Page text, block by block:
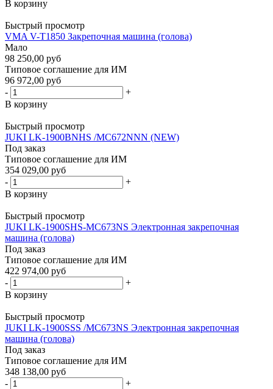
В корзину
Быстрый просмотр
VMA V-T1850 Закрепочная машина (голова)
Мало
98 250,00 руб
Типовое соглашение для ИМ
96 972,00 руб
-
+
В корзину
Быстрый просмотр
JUKI LK-1900BNHS /MC672NNN (NEW)
Под заказ
Типовое соглашение для ИМ
354 029,00 руб
-
+
В корзину
Быстрый просмотр
JUKI LK-1900SHS-MC673NS Электронная закрепочная
машина (голова)
Под заказ
Типовое соглашение для ИМ
422 974,00 руб
-
+
В корзину
Быстрый просмотр
JUKI LK-1900SSS /MC673NS Электронная закрепочная
машина (голова)
Под заказ
Типовое соглашение для ИМ
348 138,00 руб
-
+